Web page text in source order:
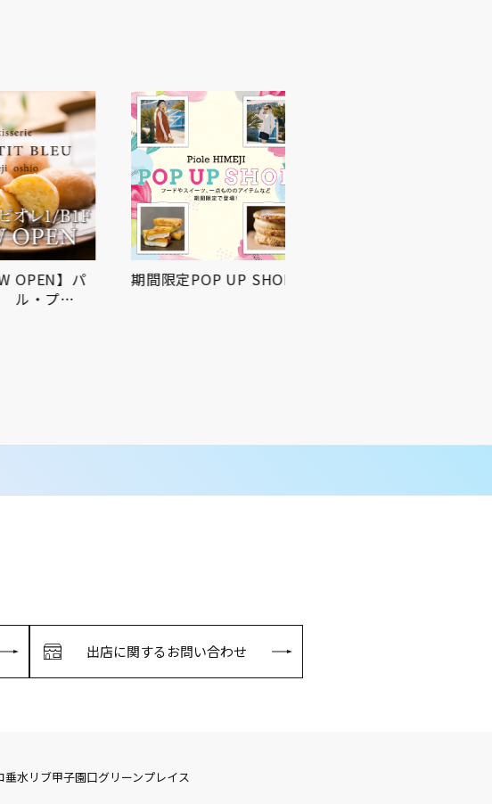
】パ
・プ…
期間限定POP UP SHOP
出店に関するお問い合わせ
垂水 リブ甲子園口グリーンプレイス